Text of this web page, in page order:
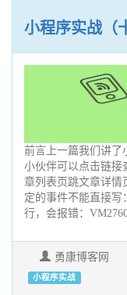
小程序实战（
前言上一篇我们讲了
小伙伴可以点击链接
章列表页跳文章详情
定的事件不能直接写
行，会报错：
勇康博客网
小程序实战